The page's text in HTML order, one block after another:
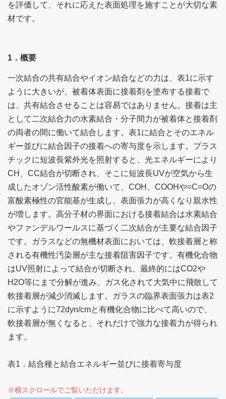
を評価して、それに応えた表面処理を施すことが大切な素
材です。
1．概要
一次結合の共有結合やイオン結合などの力は、表1に示す
ように大きいが、被着体表面に接着剤を塗布する接着で
は、共有結合させることは容易ではありません。接着は主
として二次結合力の水素結合・分子間力が被着体と接着剤
の両者の間に働いて結合します。表1に結合とそのエネル
ギー並びに結合因子の接着への寄与度を示します。プラス
チックに短波長紫外光を照射すると、光エネルギーにより
CH、CC結合が切断され、そこに短波長UVが空気から生
成したオゾン活性酸素が働いて、COH、COOHや=C=Oの
富酸素極性の官能基が生成し、表面張力が高くなり親水性
が増します。高分子材の界面における接着結合は水素結合
やファンデルワールスに基づく二次結合が主要な結合因子
です。ガラスなどの無機材表面においては、軟接着層と称
される有機性汚染層が主な接着阻害因子です。有機化合物
はUV照射によって結合が切断され、最終的にはCO2や
H2O等にまで分解が進み、ガス化されて大気中に飛散して
軟接着層が減少消滅します。ガラスの臨界表面張力は表2
に示すように72dyn/cmと有機化合物に比べて高いので、
軟接着層が無くなると、それだけで強力な接着力が得られ
ます。
表1．結合種と結合エネルギー並びに接着寄与度